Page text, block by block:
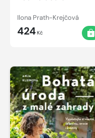
Ilona Prath-Krejčová
424Kč